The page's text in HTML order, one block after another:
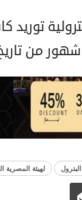
توريد
لهيئة المصرية